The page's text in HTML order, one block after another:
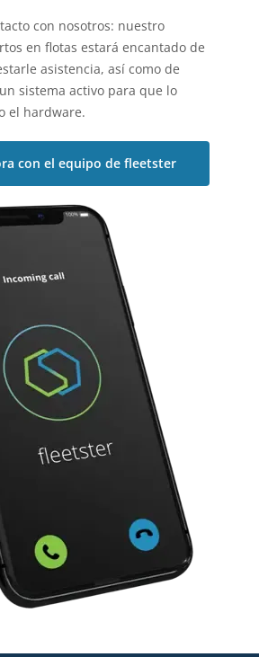
con nosotros: nuestro
en flotas estará encantado de
asistencia, así como de
sistema activo para que lo
el hardware.
con el equipo de fleetster